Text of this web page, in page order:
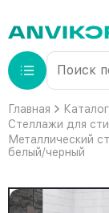
Главная Каталог
Стеллажи для
Металлический
белый/черный